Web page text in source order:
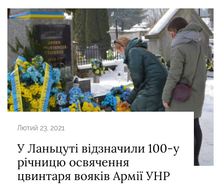
Лютий 23, 2021
У Ланьцуті відзначили 100-у
річницю освячення
цвинтаря вояків Армії УНР